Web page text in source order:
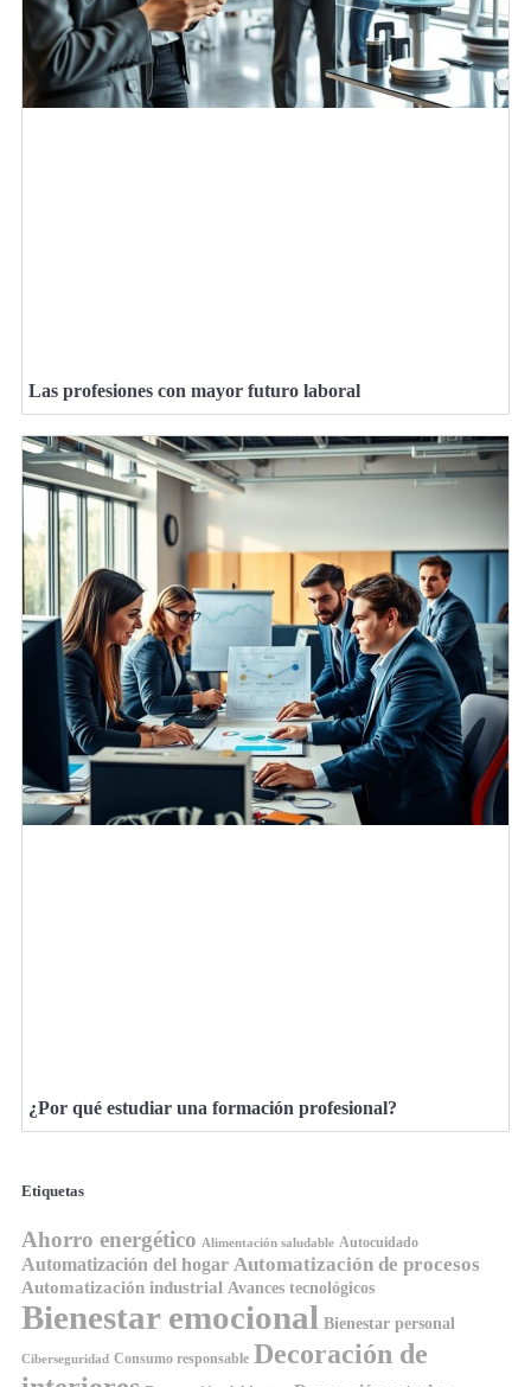
Las profesiones con mayor futuro laboral
¿Por qué estudiar una formación profesional?
Etiquetas
Ahorro energético Alimentación saludable Autocuidado
Automatización del hogar Automatización de procesos
Automatización industrial Avances tecnológicos
Bienestar emocional Bienestar personal
Ciberseguridad Consumo responsable Decoración de